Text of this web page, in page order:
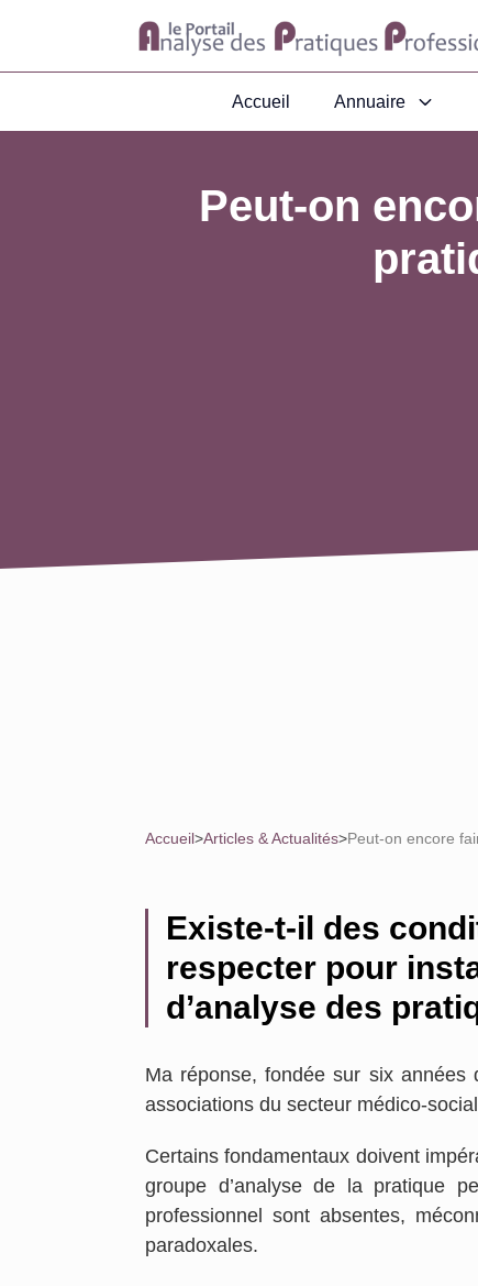
Accueil Annuaire
Peut-on
Accueil>Articles & Actualités>Peut-on encore
Existe-t-il des
respecter pour
d’analyse des
Ma réponse, fondée sur six années
associations du secteur médico-
Certains fondamentaux doivent
groupe d’analyse de la pratique
professionnel sont absentes,
paradoxales.